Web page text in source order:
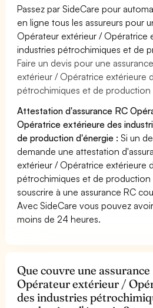
Passez par SideCare pour
en ligne tous les assureurs pour
Opérateur extérieur / Opératrice
industries pétrochimiques et de
Faire un devis pour une
extérieur / Opératrice extérieure
pétrochimiques et de production
Attestation d'assurance RC
Opératrice extérieure des
de production d'énergie : Si un
demande une attestation
extérieur / Opératrice extérieure
pétrochimiques et de
souscrire à une assurance RC
Avec SideCare vous pouvez
moins de 24 heures.
Que couvre une
Opérateur extérieur /
des industries